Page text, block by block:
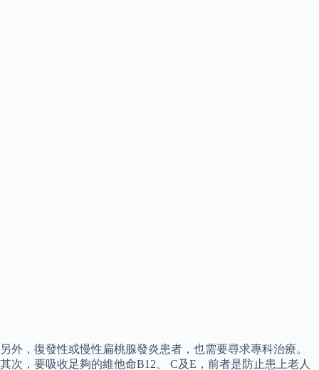
另外，復發性或慢性扁桃腺發炎患者，也需要尋求專科治療。
其次，要吸收足夠的維他命B12、 C及E，前者是防止患上老人